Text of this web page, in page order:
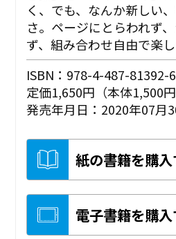
く、でも、なんか新しい
さ。ページにとらわれず
ず、組み合わせ自由で楽
ISBN：978-4-487-81392-6
定価1,650円（本体1,500円
発売年月日：2020年07月
紙の書籍を購入
電子書籍を購入